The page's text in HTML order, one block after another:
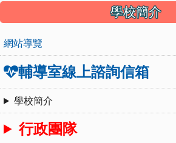
學校簡介
網站導覽
輔導室線上諮詢信箱
學校簡介
行政團隊